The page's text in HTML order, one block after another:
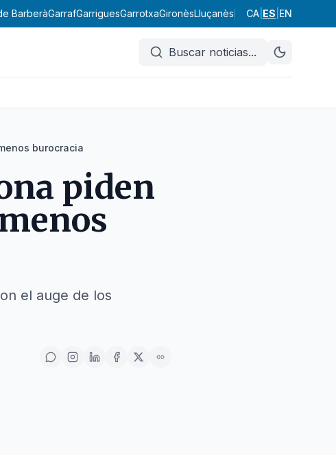
BarberàGarrafGarriguesGarrotxaGironèsLluçanèsMaresme Moianès
CA ES EN
Buscar noticias...
burocracia
piden
el auge de los